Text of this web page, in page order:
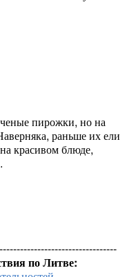
пирожки, но на
раньше их ели
красивом блюде,
по Литве: